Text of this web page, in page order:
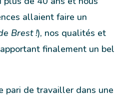
allaient faire un
Brest !), nos qualités et
finalement un bel
pari de travailler dans une